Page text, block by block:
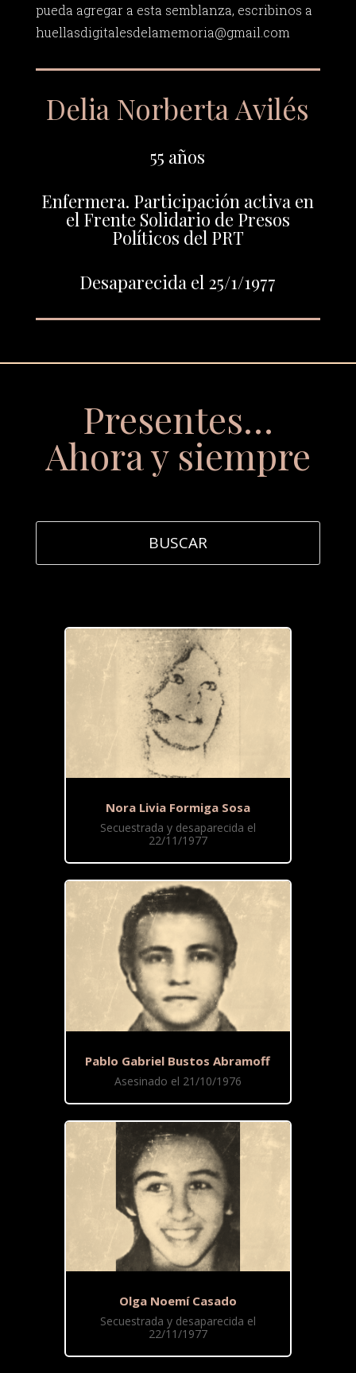
pueda agregar a esta semblanza, escribinos a
huellasdigitalesdelamemoria@gmail.com
Delia Norberta Avilés
55 años
Enfermera. Participación activa en
el Frente Solidario de Presos
Políticos del PRT
Desaparecida el 25/1/1977
Presentes…
Ahora y siempre
Nora Livia Formiga Sosa
Secuestrada y desaparecida el
22/11/1977
Pablo Gabriel Bustos Abramoff
Asesinado el 21/10/1976
Olga Noemí Casado
Secuestrada y desaparecida el
22/11/1977